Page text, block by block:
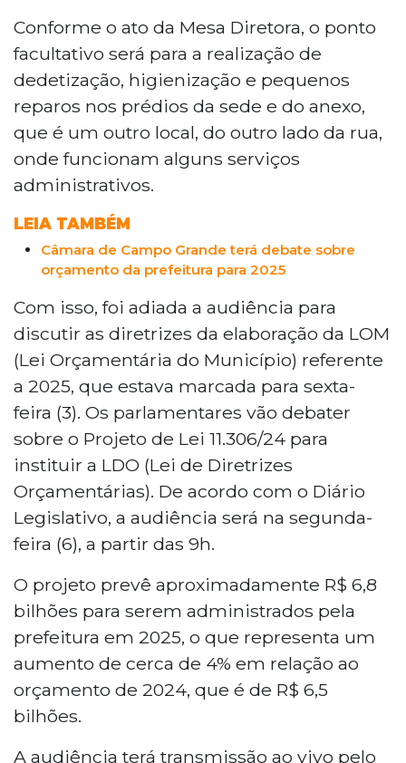
Conforme o ato da Mesa Diretora, o ponto
facultativo será para a realização de
dedetização, higienização e pequenos
reparos nos prédios da sede e do anexo,
que é um outro local, do outro lado da rua,
onde funcionam alguns serviços
administrativos.
LEIA TAMBÉM
Câmara de Campo Grande terá debate sobre
orçamento da prefeitura para 2025
Com isso, foi adiada a audiência para
discutir as diretrizes da elaboração da LOM
(Lei Orçamentária do Município) referente
a 2025, que estava marcada para sexta-
feira (3). Os parlamentares vão debater
sobre o Projeto de Lei 11.306/24 para
instituir a LDO (Lei de Diretrizes
Orçamentárias). De acordo com o Diário
Legislativo, a audiência será na segunda-
feira (6), a partir das 9h.
O projeto prevê aproximadamente R$ 6,8
bilhões para serem administrados pela
prefeitura em 2025, o que representa um
aumento de cerca de 4% em relação ao
orçamento de 2024, que é de R$ 6,5
bilhões.
A audiência terá transmissão ao vivo pelo